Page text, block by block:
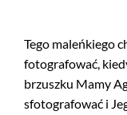
Tego maleńkiego
fotografować,
brzuszku Mamy
sfotografować i